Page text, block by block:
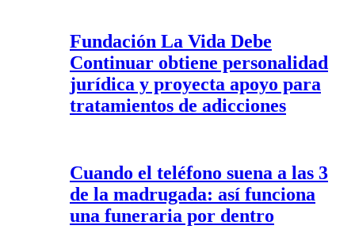
Fundación La Vida Debe
Continuar obtiene personalidad
jurídica y proyecta apoyo para
tratamientos de adicciones
Cuando el teléfono suena a las 3
de la madrugada: así funciona
una funeraria por dentro